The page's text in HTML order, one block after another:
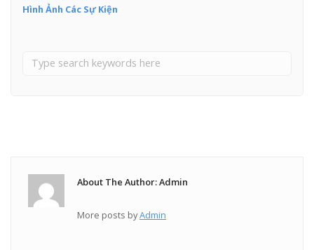
Hình Ảnh Các Sự Kiện
About The Author: Admin
More posts byAdmin